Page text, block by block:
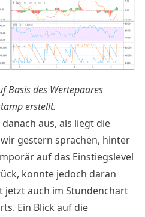
Basis des Wertepaares
erstellt.
aus, als liegt die
gestern sprachen, hinter
auf das Einstiegslevel
konnte jedoch daran
jetzt auch im Stundenchart
Ein Blick auf die